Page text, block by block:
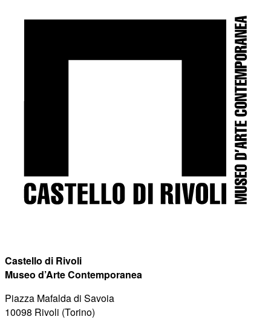
Castello di Rivoli
Museo d’Arte Contemporanea
Piazza Mafalda di Savoia
10098 Rivoli (Torino)